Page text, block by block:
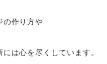
の作り方や
は心を尽くしています。